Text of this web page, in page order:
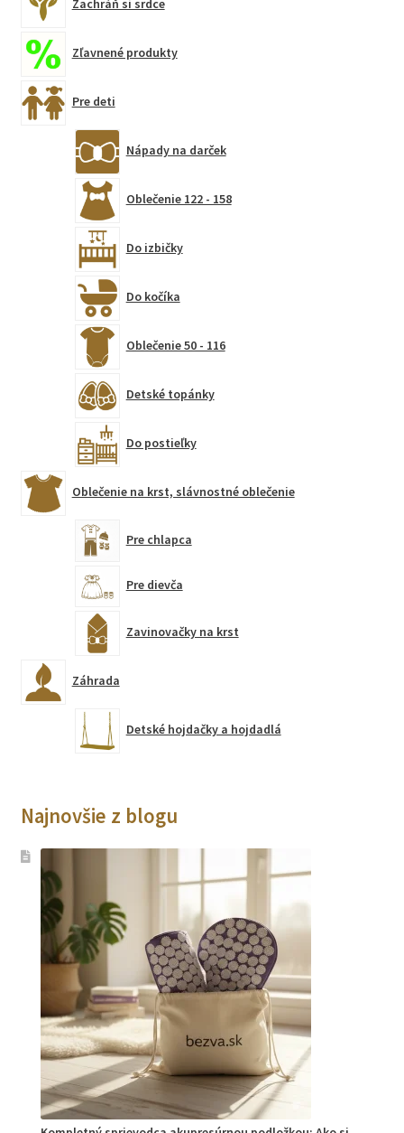
Zachráň si srdce
Zľavnené produkty
Pre deti
Nápady na darček
Oblečenie 122 - 158
Do izbičky
Do kočíka
Oblečenie 50 - 116
Detské topánky
Do postieľky
Oblečenie na krst, slávnostné oblečenie
Pre chlapca
Pre dievča
Zavinovačky na krst
Záhrada
Detské hojdačky a hojdadlá
Najnovšie z blogu